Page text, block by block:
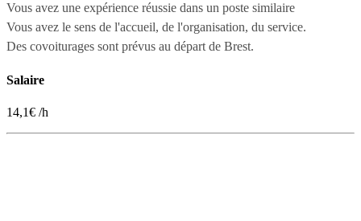
Vous avez une expérience réussie dans un poste similaire
Vous avez le sens de l'accueil, de l'organisation, du service.
Des covoiturages sont prévus au départ de Brest.
Salaire
14,1€ /h